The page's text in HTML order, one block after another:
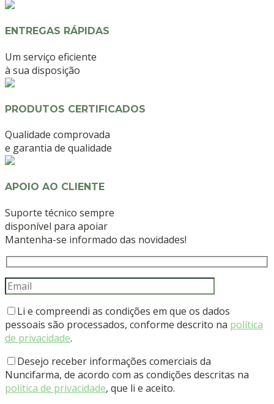
ENTREGAS RÁPIDAS
Um serviço eficiente
à sua disposição
PRODUTOS CERTIFICADOS
Qualidade comprovada
e garantia de qualidade
APOIO AO CLIENTE
Suporte técnico sempre
disponível para apoiar
Mantenha-se informado das novidades!
Li e compreendi as condições em que os dados
pessoais são processados, conforme descrito na política
de privacidade.
Desejo receber informações comerciais da
Nuncifarma, de acordo com as condições descritas na
política de privacidade, que li e aceito.